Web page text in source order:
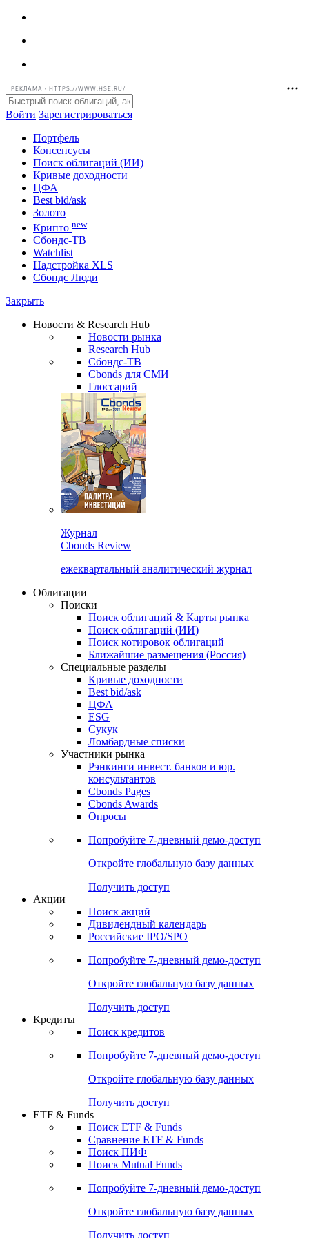
РЕКЛАМА • HTTPS://WWW.HSE.RU/
Войти Зарегистрироваться
Портфель
Консенсусы
Поиск облигаций (ИИ)
Кривые доходности
ЦФА
Best bid/ask
Золото
Крипто new
Watchlist
Сбондс Люди
Новости & Research Hub
Новости рынка
Research Hub
Сбондс-ТВ
Cbonds для СМИ
Глоссарий
Cbonds Review
ежеквартальный аналитический журнал
Облигации
Поиски
Поиск облигаций & Карты рынка
Поиск облигаций (ИИ)
Поиск котировок облигаций
Ближайшие размещения (Россия)
Специальные разделы
Кривые доходности
Best bid/ask
ЦФА
ESG
Сукук
Ломбардные списки
Участники рынка
Рэнкинги инвест. банков и юр.
Cbonds Pages
Опросы
Попробуйте7-дневный
Откройте глобальную базу данных
Получить доступ
Поиск акций
Российские IPO/SPO
Попробуйте7-дневный
Откройте глобальную базу данных
Получить доступ
Поиск кредитов
Попробуйте7-дневный
Откройте глобальную базу данных
Получить доступ
ETF & Funds
Сравнение ETF & Funds
Поиск Mutual Funds
Попробуйте7-дневный